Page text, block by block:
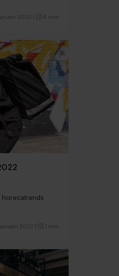
2022 6 min
horecatrends
2022 1 min